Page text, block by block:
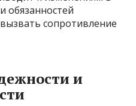
обязанностей
сопротивление
и